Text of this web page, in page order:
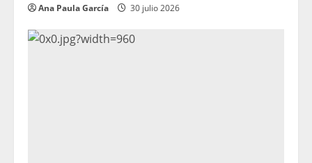
Ana Paula García 30 julio 2026